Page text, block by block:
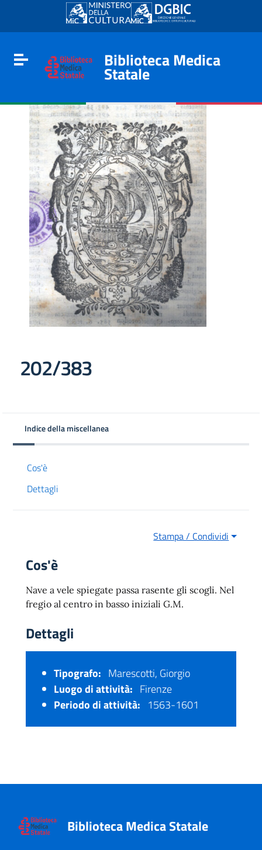
Go to content
Go to the navigation menu
Go to the footer
Toggle navigation
Biblioteca Medica
Statale
202/383
Indice della miscellanea
Cos'è
Dettagli
Stampa / Condividi
Cos'è
Nave a vele spiegate passa rasente gli scogli. Nel
fregio al centro in basso iniziali G.M.
Dettagli
Tipografo: Marescotti, Giorgio
Luogo di attività: Firenze
Periodo di attività: 1563-1601
Biblioteca Medica Statale